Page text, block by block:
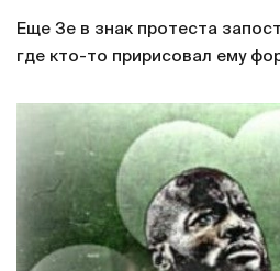
Еще Зе в знак протеста
где кто-то пририсовал ему